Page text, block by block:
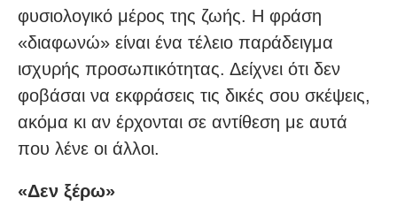
φυσιολογικό μέρος της ζωής. Η φράση
«διαφωνώ» είναι ένα τέλειο παράδειγμα
ισχυρής προσωπικότητας. Δείχνει ότι δεν
φοβάσαι να εκφράσεις τις δικές σου σκέψεις,
ακόμα κι αν έρχονται σε αντίθεση με αυτά
που λένε οι άλλοι.
«Δεν ξέρω»